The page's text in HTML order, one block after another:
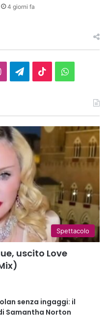
4 giorni fa
InstagramTelegram
TikTok
Spettacolo
uscito Love
senza ingaggi: il
Samantha Norton